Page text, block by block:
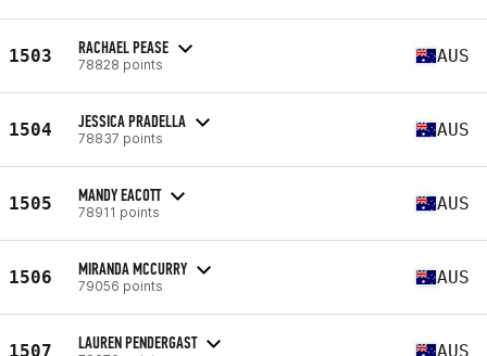
1503 RACHAEL PEASE
78828 points AUS
1504 JESSICA PRADELLA
78837 points AUS
1505 MANDY EACOTT
78911 points AUS
1506 MIRANDA MCCURRY
79056 points AUS
1507 LAUREN PENDERGAST AUS